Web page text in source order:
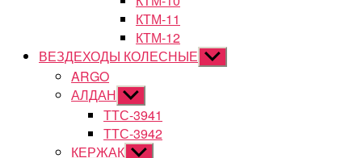
КТМ-11
КТМ-12
ВЕЗДЕХОДЫ КОЛЕСНЫЕ Показывать
подменю
ARGO
АЛДАН Показывать
подменю
ТТС-3941
ТТС-3942
КЕРЖАК Показывать